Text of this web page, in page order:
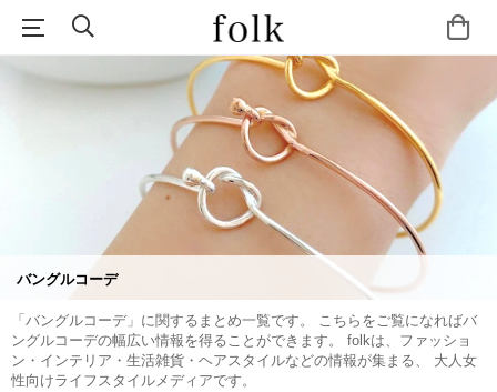
バングルコーデ
「バングルコーデ」に関するまとめ一覧です。 こちらをご覧になればバ
ングルコーデの幅広い情報を得ることができます。 folkは、ファッショ
ン・インテリア・生活雑貨・ヘアスタイルなどの情報が集まる、 大人女
性向けライフスタイルメディアです。